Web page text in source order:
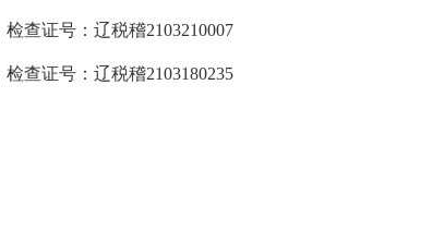
查证号：辽税稽2103210007
查证号：辽税稽2103180235